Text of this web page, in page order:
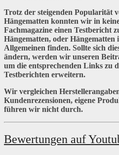
Trotz der steigenden Popularität
Hängematten konnten wir in
Fachmagazine einen Testbericht
Hängematten, oder Hängematten
Allgemeinen finden. Sollte sich
ändern, werden wir unseren
um die entsprechenden Links zu
Testberichten erweitern.
Wir vergleichen
Kundenrezensionen, eigene
führen wir nicht durch.
Bewertungen auf